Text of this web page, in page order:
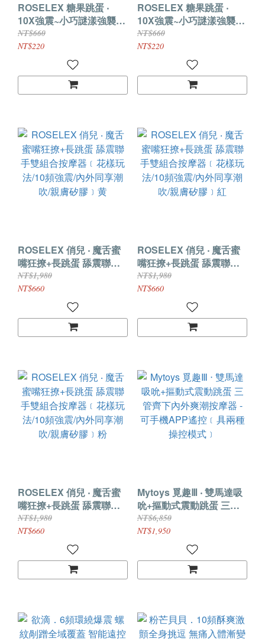
ROSELEX 糖果跳蛋 ‧
10X強震~小巧謎漾強襲蜜
豆跳蛋﹝親膚柔觸/私密靜
音﹞酒紅
NT$660
NT$220
ROSELEX 糖果跳蛋 ‧
10X強震~小巧謎漾強襲蜜
豆跳蛋﹝親膚柔觸/私密靜
音﹞紫
NT$660
NT$220
ROSELEX 俏兒 ‧ 魔舌蜜
嘴狂撩+長跳蛋 舔震聯手
雙組合按摩器﹝花樣玩
法/10頻強震/內外同享潮
吹/親膚矽膠﹞黄
NT$1,980
NT$660
ROSELEX 俏兒 ‧ 魔舌蜜
嘴狂撩+長跳蛋 舔震聯手
雙組合按摩器﹝花樣玩
法/10頻強震/內外同享潮
吹/親膚矽膠﹞紅
NT$1,980
NT$660
ROSELEX 俏兒 ‧ 魔舌蜜
嘴狂撩+長跳蛋 舔震聯手
雙組合按摩器﹝花樣玩
法/10頻強震/內外同享潮
吹/親膚矽膠﹞粉
NT$1,980
NT$660
Mytoys 覓趣Ⅲ ‧ 雙馬達吸
吮+摳動式震動跳蛋 三管
齊下內外爽潮按摩器 - 可
手機APP遙控﹝具兩種操
NT$6,850
NT$1,950